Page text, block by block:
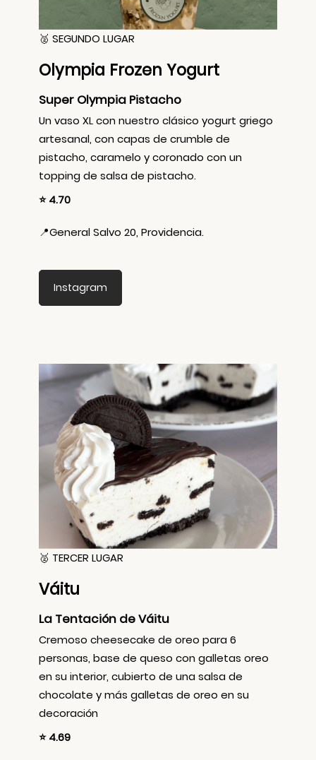
🥈 SEGUNDO LUGAR
Olympia Frozen Yogurt
Super Olympia Pistacho
Un vaso XL con nuestro clásico yogurt griego
artesanal, con capas de crumble de
pistacho, caramelo y coronado con un
topping de salsa de pistacho.
⭐ 4.70
📍General Salvo 20, Providencia.
Instagram
🥈 TERCER LUGAR
Váitu
La Tentación de Váitu
Cremoso cheesecake de oreo para 6
personas, base de queso con galletas oreo
en su interior, cubierto de una salsa de
chocolate y más galletas de oreo en su
decoración
⭐ 4.69